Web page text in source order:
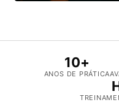
10+
ANOS DE PRÁTICA